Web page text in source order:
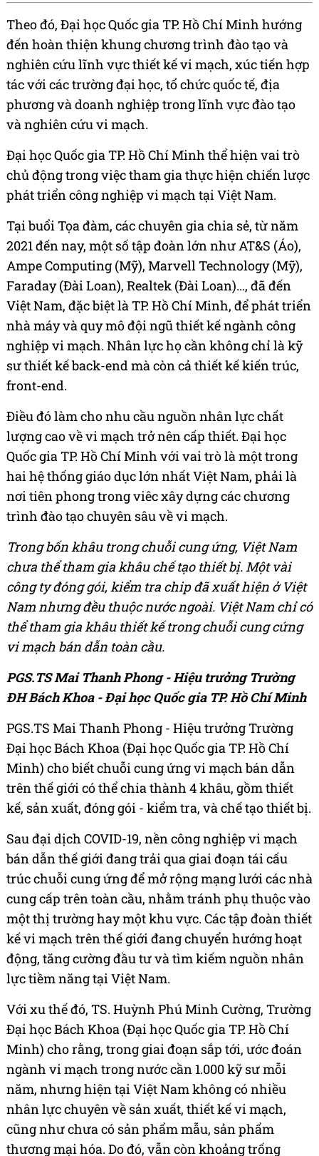
Theo đó, Đại học Quốc gia TP. Hồ Chí Minh hướng
đến hoàn thiện khung chương trình đào tạo và
nghiên cứu lĩnh vực thiết kế vi mạch, xúc tiến hợp
tác với các trường đại học, tổ chức quốc tế, địa
phương và doanh nghiệp trong lĩnh vực đào tạo
và nghiên cứu vi mạch.
Đại học Quốc gia TP. Hồ Chí Minh thể hiện vai trò
chủ động trong việc tham gia thực hiện chiến lược
phát triển công nghiệp vi mạch tại Việt Nam.
Tại buổi Tọa đàm, các chuyên gia chia sẻ, từ năm
2021 đến nay, một số tập đoàn lớn như AT&S (Áo),
Ampe Computing (Mỹ), Marvell Technology (Mỹ),
Faraday (Đài Loan), Realtek (Đài Loan)…, đã đến
Việt Nam, đặc biệt là TP. Hồ Chí Minh, để phát triển
nhà máy và quy mô đội ngũ thiết kế ngành công
nghiệp vi mạch. Nhân lực họ cần không chỉ là kỹ
sư thiết kế back-end mà còn cả thiết kế kiến trúc,
front-end.
Điều đó làm cho nhu cầu nguồn nhân lực chất
lượng cao về vi mạch trở nên cấp thiết. Đại học
Quốc gia TP. Hồ Chí Minh với vai trò là một trong
hai hệ thống giáo dục lớn nhất Việt Nam, phải là
nơi tiên phong trong viêc xây dựng các chương
trình đào tạo chuyên sâu về vi mạch.
Trong bốn khâu trong chuỗi cung ứng, Việt Nam
chưa thể tham gia khâu chế tạo thiết bị. Một vài
công ty đóng gói, kiểm tra chip đã xuất hiện ở Việt
Nam nhưng đều thuộc nước ngoài. Việt Nam chỉ có
thể tham gia khâu thiết kế trong chuỗi cung cứng
vi mạch bán dẫn toàn cầu.
PGS.TS Mai Thanh Phong - Hiệu trưởng Trường
ĐH Bách Khoa - Đại học Quốc gia TP. Hồ Chí Minh
PGS.TS Mai Thanh Phong - Hiệu trưởng Trường
Đại học Bách Khoa (Đại học Quốc gia TP. Hồ Chí
Minh) cho biết chuỗi cung ứng vi mạch bán dẫn
trên thế giới có thể chia thành 4 khâu, gồm thiết
kế, sản xuất, đóng gói - kiểm tra, và chế tạo thiết bị.
Sau đại dịch COVID-19, nền công nghiệp vi mạch
bán dẫn thế giới đang trải qua giai đoạn tái cấu
trúc chuỗi cung ứng để mở rộng mạng lưới các nhà
cung cấp trên toàn cầu, nhằm tránh phụ thuộc vào
một thị trường hay một khu vực. Các tập đoàn thiết
kế vi mạch trên thế giới đang chuyển hướng hoạt
động, tăng cường đầu tư và tìm kiếm nguồn nhân
lực tiềm năng tại Việt Nam.
Với xu thế đó, TS. Huỳnh Phú Minh Cường, Trường
Đại học Bách Khoa (Đại học Quốc gia TP. Hồ Chí
Minh) cho rằng, trong giai đoạn sắp tới, ước đoán
ngành vi mạch trong nước cần 1.000 kỹ sư mỗi
năm, nhưng hiện tại Việt Nam không có nhiều
nhân lực chuyên về sản xuất, thiết kế vi mạch,
cũng như chưa có sản phẩm mẫu, sản phẩm
thương mại hóa. Do đó, vẫn còn khoảng trống